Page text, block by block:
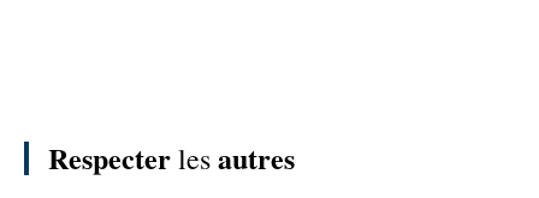
Respecterlesautres